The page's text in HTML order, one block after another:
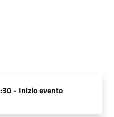
- Inizio evento